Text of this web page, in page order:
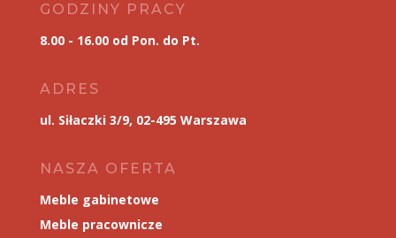
GODZINY PRACY
8.00 - 16.00 od Pon. do Pt.
ADRES
ul. Siłaczki 3/9, 02-495 Warszawa
NASZA OFERTA
Meble gabinetowe
Meble pracownicze